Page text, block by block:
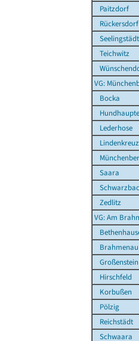
Paitzdorf
Rückersdorf
Seelingstädt
Teichwitz
VG:
Bocka
Lederhose
Lindenkreuz
Saara
Zedlitz
VG: Am
Brahmenau
Großenstein
Hirschfeld
Korbußen
Pölzig
Reichstädt
Schwaara